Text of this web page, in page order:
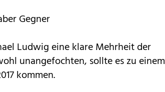
Gegner
Ludwig eine klare Mehrheit der
unangefochten, sollte es zu einem
kommen.